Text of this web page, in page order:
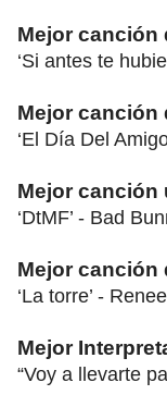
Mejor canción
‘Si antes te
Mejor canción
‘El Día Del
Mejor canción
‘DtMF’ - Bad
Mejor canción
‘La torre’ - Renee
Mejor
“Voy a llevarte